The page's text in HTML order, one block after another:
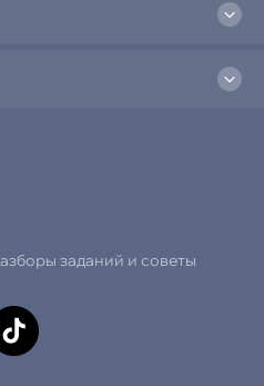
заданий и советы